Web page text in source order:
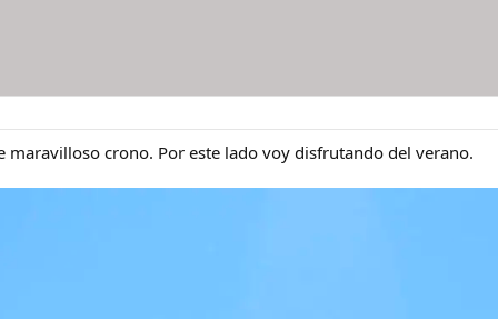
maravilloso crono. Por este lado voy disfrutando del verano.